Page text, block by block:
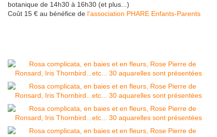
botanique de 14h30 à 16h30 (et plus...)
Coût 15 € au bénéfice de l'association PHARE Enfants-Parents